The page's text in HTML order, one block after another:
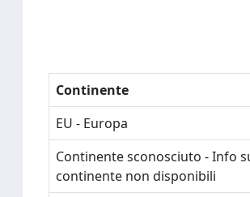
Continente
EU - Europa
Continente sconosciuto - Info
continente non disponibili